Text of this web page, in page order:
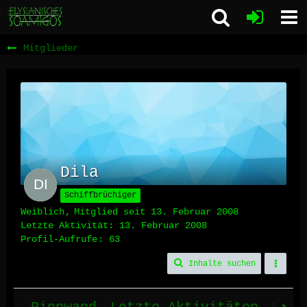
Mitglieder
Dila
Schiffbrüchiger
Weiblich
Mitglied seit 13. Februar 2008
Letzte Aktivität: 13. Februar 2008
Profil-Aufrufe
63
Inhalte suchen